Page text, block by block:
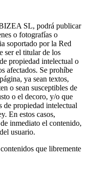
SL, podrá publicar
o fotografías o
soportado por la Red
ser el titular de los
propiedad intelectual o
afectados. Se prohíbe
ya sean textos,
o sean susceptibles de
o el decoro, y/o que
de propiedad intelectual
En estos casos,
inmediato el contenido,
usuario.
que libremente